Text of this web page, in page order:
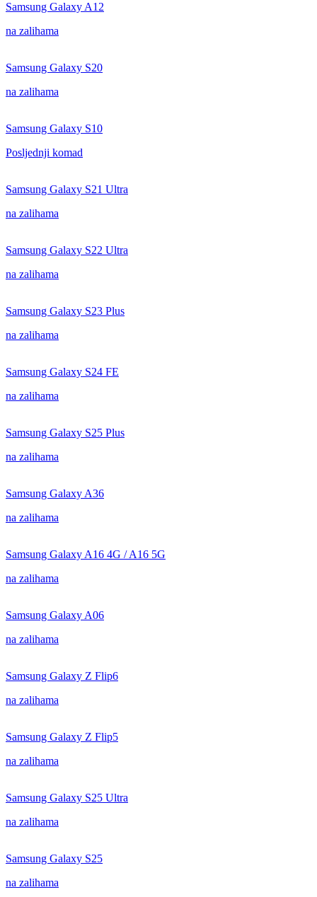
Samsung Galaxy A12
na zalihama
Samsung Galaxy S20
na zalihama
Samsung Galaxy S10
Posljednji komad
Samsung Galaxy S21 Ultra
na zalihama
Samsung Galaxy S22 Ultra
na zalihama
Samsung Galaxy S23 Plus
na zalihama
Samsung Galaxy S24 FE
na zalihama
Samsung Galaxy S25 Plus
na zalihama
Samsung Galaxy A36
na zalihama
Samsung Galaxy A16 4G / A16 5G
na zalihama
Samsung Galaxy A06
na zalihama
Samsung Galaxy Z Flip6
na zalihama
Samsung Galaxy Z Flip5
na zalihama
Samsung Galaxy S25 Ultra
na zalihama
Samsung Galaxy S25
na zalihama